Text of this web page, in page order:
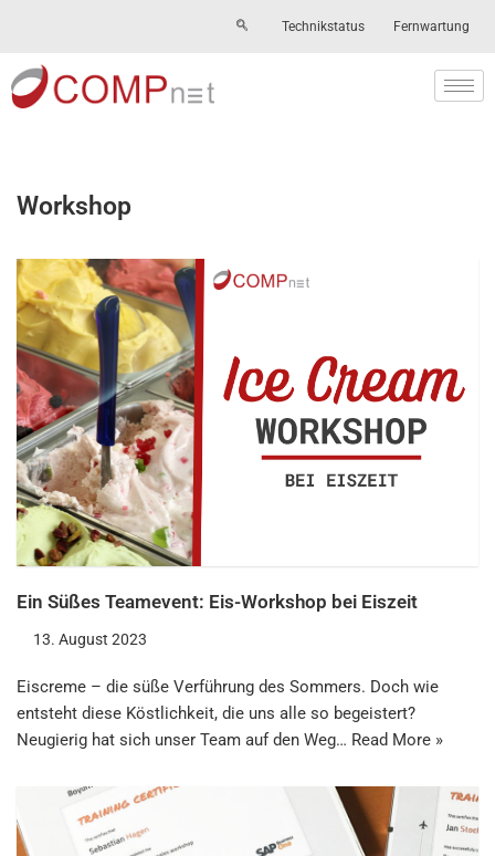
Skip
to
content
Technikstatus Fernwartung
Workshop
Ein Süßes Teamevent: Eis-Workshop bei Eiszeit
13. August 2023
Eiscreme – die süße Verführung des Sommers. Doch wie
entsteht diese Köstlichkeit, die uns alle so begeistert?
Neugierig hat sich unser Team auf den Weg… Read More »